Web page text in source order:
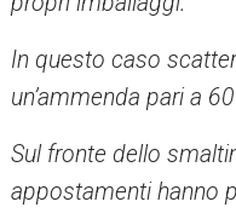
In questo caso
un’ammenda pari a
Sul fronte dello
appostamenti hanno